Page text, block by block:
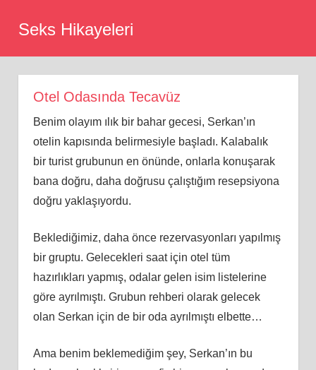
Seks Hikayeleri
Otel Odasında Tecavüz
Benim olayım ılık bir bahar gecesi, Serkan’ın
otelin kapısında belirmesiyle başladı. Kalabalık
bir turist grubunun en önünde, onlarla konuşarak
bana doğru, daha doğrusu çalıştığım resepsiyona
doğru yaklaşıyordu.
Beklediğimiz, daha önce rezervasyonları yapılmış
bir gruptu. Gelecekleri saat için otel tüm
hazırlıkları yapmış, odalar gelen isim listelerine
göre ayrılmıştı. Grubun rehberi olarak gelecek
olan Serkan için de bir oda ayrılmıştı elbette…
Ama benim beklemediğim şey, Serkan’ın bu